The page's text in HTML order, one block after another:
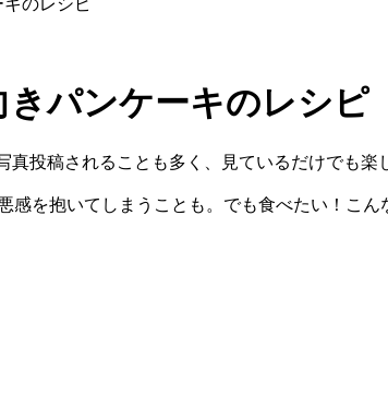
のレシピ
パンケーキのレシピ
投稿されることも多く、見ているだけでも楽
を抱いてしまうことも。でも食べたい！こ